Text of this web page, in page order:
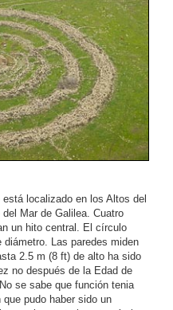
localizado en los Altos del
Mar de Galilea. Cuatro
un hito central. El círculo
Las paredes miden
2.5 m (8 ft) de alto ha sido
no después de la Edad de
se sabe que función tenia
que pudo haber sido un